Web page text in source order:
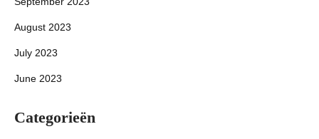
August 2023
July 2023
June 2023
Categorieën